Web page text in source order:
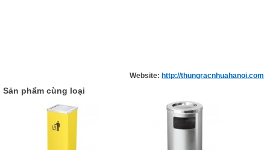
Website: http://thungracnhuahanoi.com
Sản phẩm cùng loại